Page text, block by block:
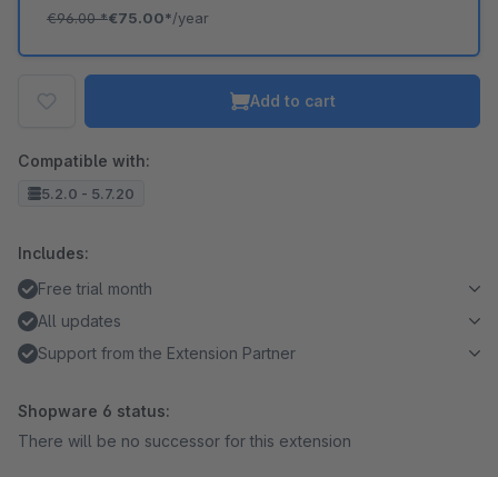
€96.00*€75.00*/year
Add to cart
Compatible with:
5.2.0 - 5.7.20
Includes:
Free trial month
All updates
Support from the Extension Partner
Shopware 6 status:
There will be no successor for this extension